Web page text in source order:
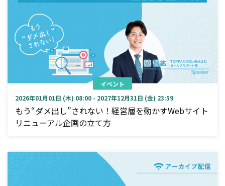
イベント
2026年01月01日 (木) 08:00 - 2027年12月31日 (金) 23:59
もう“ダメ出し”されない！経営層を動かすWebサイト
リニューアル企画の立て方